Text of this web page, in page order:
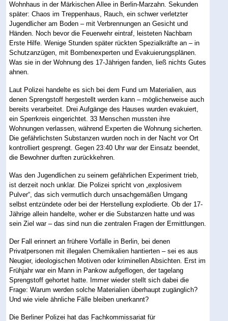
Wohnhaus in der Märkischen Allee in Berlin-Marzahn. Sekunden
später: Chaos im Treppenhaus, Rauch, ein schwer verletzter
Jugendlicher am Boden – mit Verbrennungen an Gesicht und
Händen. Noch bevor die Feuerwehr eintraf, leisteten Nachbarn
Erste Hilfe. Wenige Stunden später rückten Spezialkräfte an – in
Schutzanzügen, mit Bombenexperten und Evakuierungsplänen.
Was sie in der Wohnung des 17-Jährigen fanden, ließ nichts Gutes
ahnen.
Laut Polizei handelte es sich bei dem Fund um Materialien, aus
denen Sprengstoff hergestellt werden kann – möglicherweise auch
bereits verarbeitet. Drei Aufgänge des Hauses wurden evakuiert,
ein Sperrkreis eingerichtet. 33 Menschen mussten ihre
Wohnungen verlassen, während Experten die Wohnung sicherten.
Die gefährlichsten Substanzen wurden noch in der Nacht vor Ort
kontrolliert gesprengt. Gegen 23:40 Uhr war der Einsatz beendet,
die Bewohner durften zurückkehren.
Was den Jugendlichen zu seinem gefährlichen Experiment trieb,
ist derzeit noch unklar. Die Polizei spricht von „explosivem
Pulver“, das sich vermutlich durch unsachgemäßen Umgang
selbst entzündete oder bei der Herstellung explodierte. Ob der 17-
Jährige allein handelte, woher er die Substanzen hatte und was
sein Ziel war – das sind nun die zentralen Fragen der Ermittlungen.
Der Fall erinnert an frühere Vorfälle in Berlin, bei denen
Privatpersonen mit illegalen Chemikalien hantierten – sei es aus
Neugier, ideologischen Motiven oder kriminellen Absichten. Erst im
Frühjahr war ein Mann in Pankow aufgeflogen, der tagelang
Sprengstoff gehortet hatte. Immer wieder stellt sich dabei die
Frage: Warum werden solche Materialien überhaupt zugänglich?
Und wie viele ähnliche Fälle bleiben unerkannt?
Die Berliner Polizei hat das Fachkommissariat für